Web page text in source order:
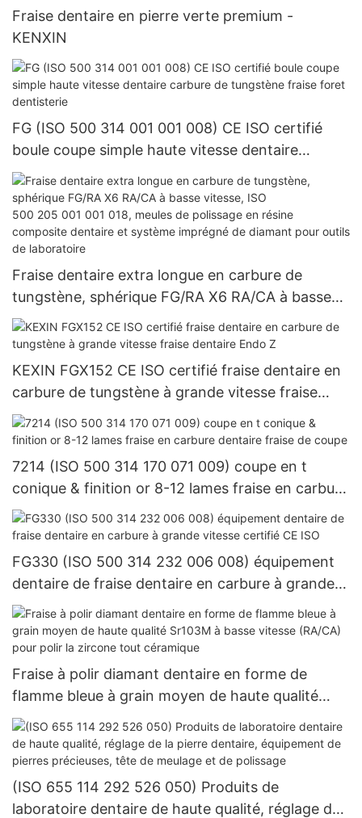
Fraise dentaire en pierre verte premium -
KENXIN
FG (ISO 500 314 001 001 008) CE ISO certifié
boule coupe simple haute vitesse dentaire
carbure de tungstène fraise foret dentisterie
Fraise dentaire extra longue en carbure de
tungstène, sphérique FG/RA X6 RA/CA à basse
vitesse, ISO 500 205 001 001 018, meules de
polissage en résine composite dentaire et
système imprégné de diamant pour outils de
laboratoire
KEXIN FGX152 CE ISO certifié fraise dentaire en
carbure de tungstène à grande vitesse fraise
dentaire Endo Z
7214 (ISO 500 314 170 071 009) coupe en t
conique & finition or 8-12 lames fraise en carbure
dentaire fraise de coupe
FG330 (ISO 500 314 232 006 008) équipement
dentaire de fraise dentaire en carbure à grande
vitesse certifié CE ISO
Fraise à polir diamant dentaire en forme de
flamme bleue à grain moyen de haute qualité
Sr103M à basse vitesse (RA/CA) pour polir la
zircone tout céramique
(ISO 655 114 292 526 050) Produits de
laboratoire dentaire de haute qualité, réglage de